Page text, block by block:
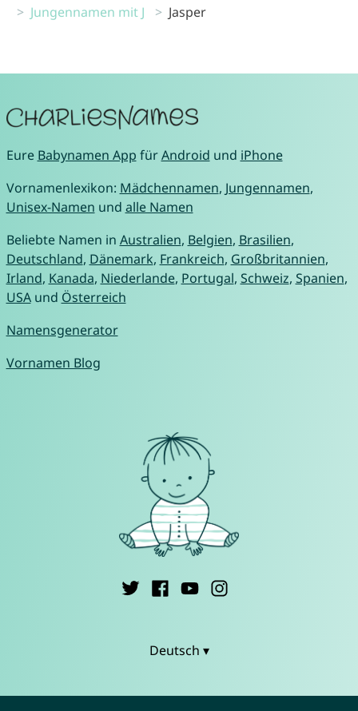
Jungennamen mit J
Jasper
Eure Babynamen App fürAndroid und iPhone
Vornamenlexikon: Mädchennamen, Jungennamen,
Unisex-Namen und alle Namen
Beliebte Namen in Australien, Belgien, Brasilien,
Deutschland, Dänemark, Frankreich, Großbritannien,
Irland, Kanada, Niederlande, Portugal, Schweiz, Spanien,
USAund Österreich
Namensgenerator
Vornamen Blog
Deutsch ▾